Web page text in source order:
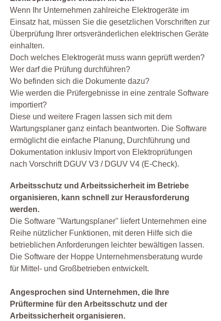
Wenn Ihr Unternehmen zahlreiche Elektrogeräte im
Einsatz hat, müssen Sie die gesetzlichen Vorschriften zur
Überprüfung Ihrer ortsveränderlichen elektrischen Geräte
einhalten.
Doch welches Elektrogerät muss wann geprüft werden?
Wer darf die Prüfung durchführen?
Wo befinden sich die Dokumente dazu?
Wie werden die Prüfergebnisse in eine zentrale Software
importiert?
Diese und weitere Fragen lassen sich mit dem
Wartungsplaner ganz einfach beantworten. Die Software
ermöglicht die einfache Planung, Durchführung und
Dokumentation inklusiv Import von Elektroprüfungen
nach Vorschrift DGUV V3 / DGUV V4 (E-Check).
Arbeitsschutz und Arbeitssicherheit im Betriebe
organisieren, kann schnell zur Herausforderung
werden.
Die Software "Wartungsplaner" liefert Unternehmen eine
Reihe nützlicher Funktionen, mit deren Hilfe sich die
betrieblichen Anforderungen leichter bewältigen lassen.
Die Software der Hoppe Unternehmensberatung wurde
für Mittel- und Großbetrieben entwickelt.
Angesprochen sind Unternehmen, die Ihre
Prüftermine für den Arbeitsschutz und der
Arbeitssicherheit organisieren.